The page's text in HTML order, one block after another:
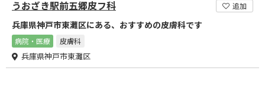
うおざき駅前五郷皮フ科 追加
兵庫県神戸市東灘区にある、おすすめの皮膚科です
病院・医療 皮膚科
兵庫県神戸市東灘区